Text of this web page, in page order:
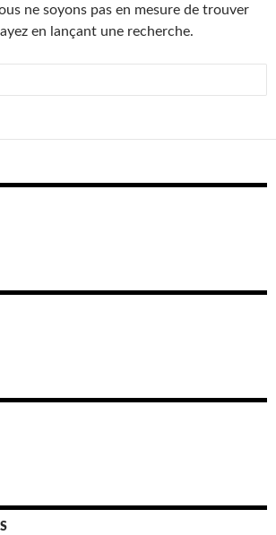
ne soyons pas en mesure de trouver
en lançant une recherche.